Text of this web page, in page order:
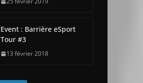
Event : Barrière eSport
Tour #3
13 février 2018